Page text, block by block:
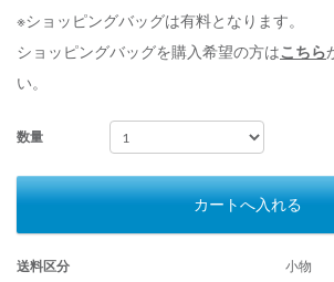
※ショッピングバッグは有料となります。
ショッピングバッグを購入希望の方はこちら
い。
数量
カートへ入れる
送料区分
小物